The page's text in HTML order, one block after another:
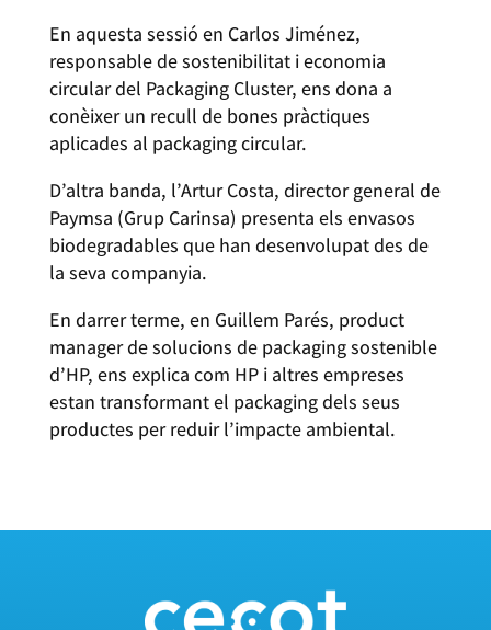
En aquesta sessió en Carlos Jiménez,
responsable de sostenibilitat i economia
circular del Packaging Cluster, ens dona a
conèixer un recull de bones pràctiques
aplicades al packaging circular.
D’altra banda, l’Artur Costa, director general de
Paymsa (Grup Carinsa) presenta els envasos
biodegradables que han desenvolupat des de
la seva companyia.
En darrer terme, en Guillem Parés, product
manager de solucions de packaging sostenible
d’HP, ens explica com HP i altres empreses
estan transformant el packaging dels seus
productes per reduir l’impacte ambiental.